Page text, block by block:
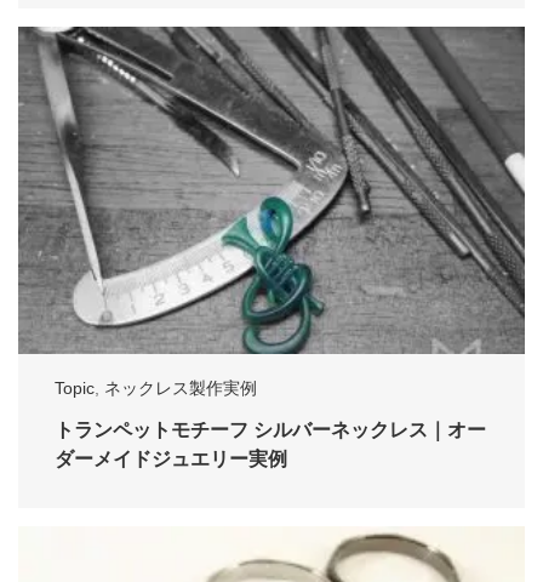
Topic ネックレス製作実例
トランペットモチーフ シルバーネックレス｜オー
ダーメイドジュエリー実例